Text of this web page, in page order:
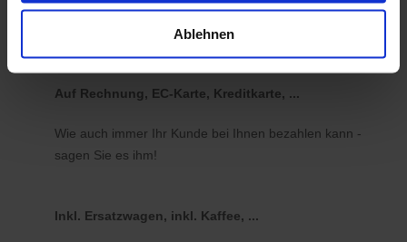
Ablehnen
So individuell wie Sie
Auf Rechnung, EC-Karte, Kreditkarte, ...
Wie auch immer Ihr Kunde bei Ihnen bezahlen kann -
sagen Sie es ihm!
Inkl. Ersatzwagen, inkl. Kaffee, ...